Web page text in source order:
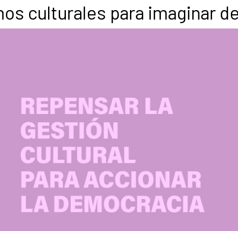
culturales para imaginar